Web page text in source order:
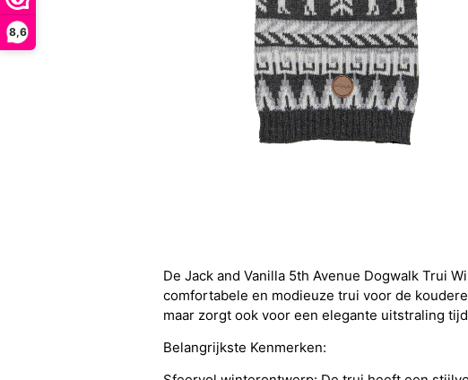
8,6
De Jack and Vanilla 5th Avenue Dogwalk Trui
comfortabele en modieuze trui voor de
maar zorgt ook voor een elegante uitstraling
Belangrijkste Kenmerken: